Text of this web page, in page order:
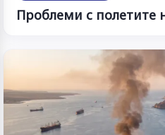
Проблеми с полетите